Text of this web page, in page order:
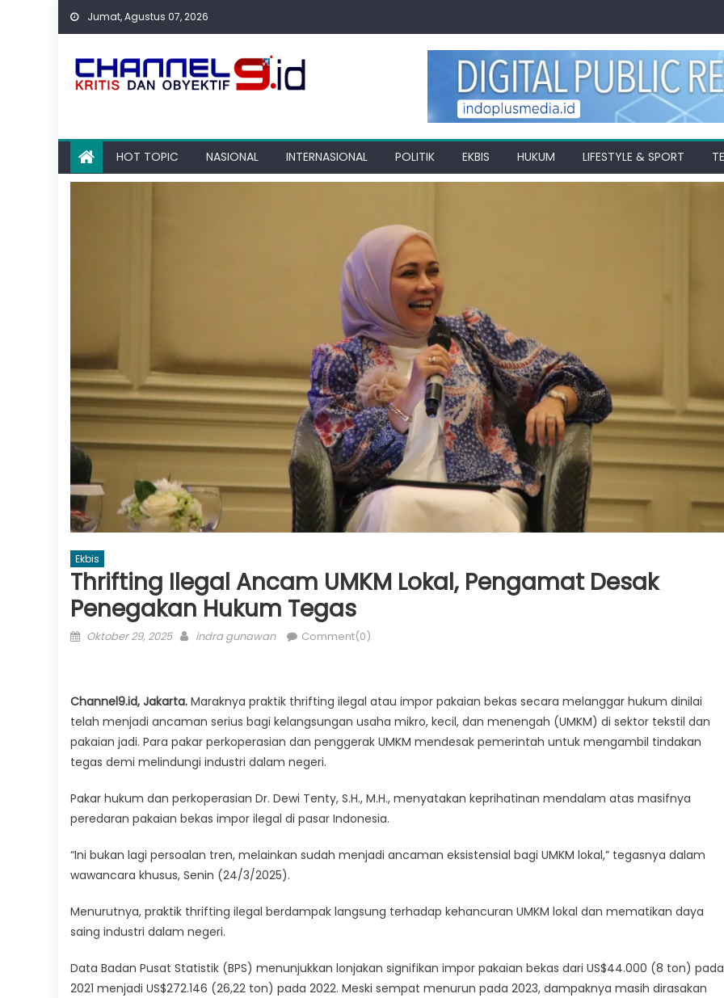
Skip
Jumat, Agustus 07, 2026
HOT TOPIC NASIONAL INTERNASIONAL POLITIK EKBIS HUKUM LIFESTYLE & SPORT
Ekbis
Thrifting Ilegal Ancam UMKM Lokal, Pengamat Desak
Penegakan Hukum Tegas
Posted
Oktober 29, 2025 Author
indra gunawan Comment(0)
Channel9.id, Jakarta. Maraknya praktik thrifting ilegal atau impor pakaian bekas secara melanggar hukum dinilai
telah menjadi ancaman serius bagi kelangsungan usaha mikro, kecil, dan menengah (UMKM) di sektor tekstil dan
pakaian jadi. Para pakar perkoperasian dan penggerak UMKM mendesak pemerintah untuk mengambil tindakan
tegas demi melindungi industri dalam negeri.
Pakar hukum dan perkoperasian Dr. Dewi Tenty, S.H., M.H., menyatakan keprihatinan mendalam atas masifnya
peredaran pakaian bekas impor ilegal di pasar Indonesia.
“Ini bukan lagi persoalan tren, melainkan sudah menjadi ancaman eksistensial bagi UMKM lokal,” tegasnya dalam
wawancara khusus, Senin (24/3/2025).
Menurutnya, praktik thrifting ilegal berdampak langsung terhadap kehancuran UMKM lokal dan mematikan daya
saing industri dalam negeri.
Data Badan Pusat Statistik (BPS) menunjukkan lonjakan signifikan impor pakaian bekas dari US$44.000 (8 ton) pada
2021 menjadi US$272.146 (26,22 ton) pada 2022. Meski sempat menurun pada 2023, dampaknya masih dirasakan